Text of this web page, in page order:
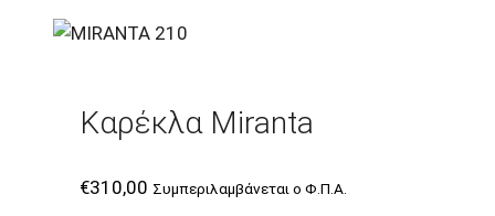
Καρέκλα Miranta
€310,00 Συμπεριλαμβάνεται ο Φ.Π.Α.